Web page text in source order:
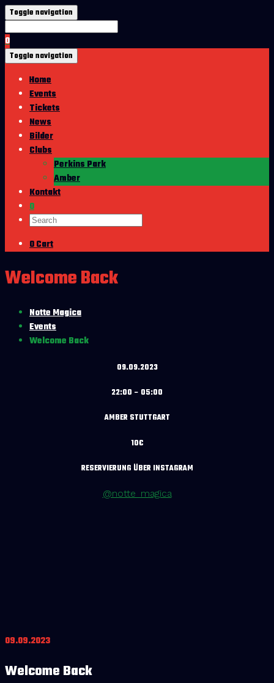
Toggle navigation
0
Toggle navigation
Home
Events
Tickets
News
Bilder
Clubs
Perkins Park
Amber
Kontakt
0
0Cart
Welcome Back
Notte Magica
Events
Welcome Back
09.09.2023
22:00 – 05:00
AMBER STUTTGART
10€
RESERVIERUNG ÜBER INSTAGRAM
@notte_magica
09.09.2023
Welcome Back